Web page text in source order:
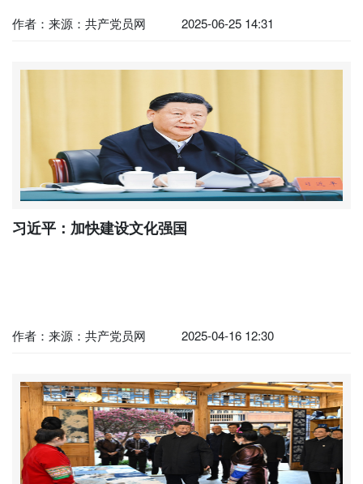
作者：来源：共产党员网 2025-06-25 14:31
习近平：加快建设文化强国
作者：来源：共产党员网 2025-04-16 12:30